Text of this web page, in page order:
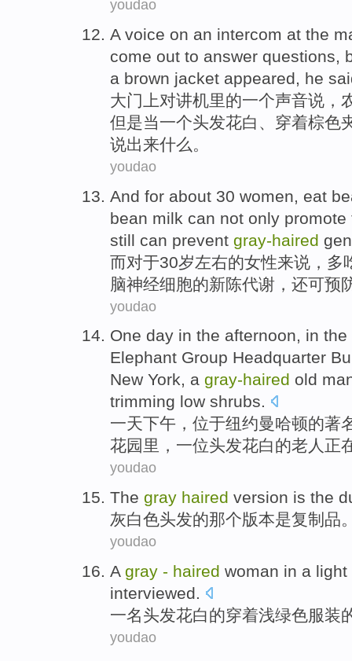
youdao
A voice on an intercom at the
come out to answer questions,
a brown jacket appeared, he
大门 上对讲机里的一个声音说 ，
但是当一个头发花白 、 穿着棕色
说出来什么。
youdao
And for about 30 women eat
bean milk can not only promote
still can prevent gray-haired
而对于30岁左右的女性来说 ， 多
脑神经细胞的新陈代谢 ， 还可预
youdao
One day in the afternoon, in the
Elephant Group Headquarter
New York, a gray-haired old
trimming low shrubs.
一天下午 ， 位于纽约曼哈顿的著
花园里 ， 一位头发花白的老人 正
youdao
The gray haired version is the
灰白色头发的那个版本是复制品
youdao
A gray - haired woman in a light
interviewed.
一名头发花白的穿着浅绿色服装
youdao